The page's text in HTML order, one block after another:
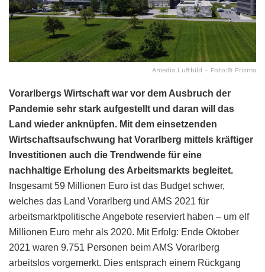
Amedia Luftbild - Foto:© Prisma
Vorarlbergs Wirtschaft war vor dem Ausbruch der
Pandemie sehr stark aufgestellt und daran will das
Land wieder anknüpfen. Mit dem einsetzenden
Wirtschaftsaufschwung hat Vorarlberg mittels kräftiger
Investitionen auch die Trendwende für eine
nachhaltige Erholung des Arbeitsmarkts begleitet.
Insgesamt 59 Millionen Euro ist das Budget schwer,
welches das Land Vorarlberg und AMS 2021 für
arbeitsmarktpolitische Angebote reserviert haben – um elf
Millionen Euro mehr als 2020. Mit Erfolg: Ende Oktober
2021 waren 9.751 Personen beim AMS Vorarlberg
arbeitslos vorgemerkt. Dies entsprach einem Rückgang